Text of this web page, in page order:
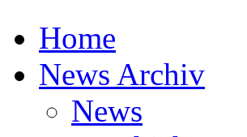
Home
News Archiv
News